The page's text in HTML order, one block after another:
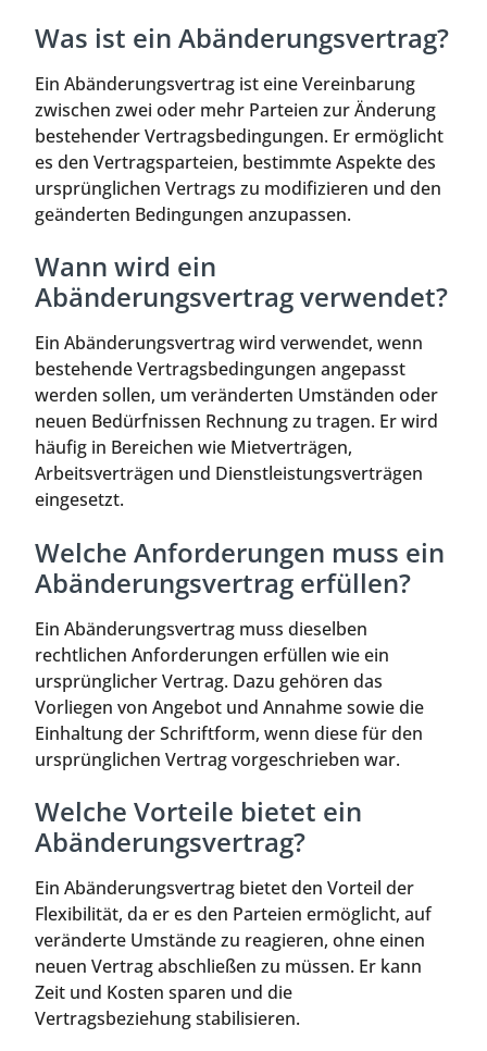
Was ist ein Abänderungsvertrag?
Ein Abänderungsvertrag ist eine Vereinbarung
zwischen zwei oder mehr Parteien zur Änderung
bestehender Vertragsbedingungen. Er ermöglicht
es den Vertragsparteien, bestimmte Aspekte des
ursprünglichen Vertrags zu modifizieren und den
geänderten Bedingungen anzupassen.
Wann wird ein
Abänderungsvertrag verwendet?
Ein Abänderungsvertrag wird verwendet, wenn
bestehende Vertragsbedingungen angepasst
werden sollen, um veränderten Umständen oder
neuen Bedürfnissen Rechnung zu tragen. Er wird
häufig in Bereichen wie Mietverträgen,
Arbeitsverträgen und Dienstleistungsverträgen
eingesetzt.
Welche Anforderungen muss ein
Abänderungsvertrag erfüllen?
Ein Abänderungsvertrag muss dieselben
rechtlichen Anforderungen erfüllen wie ein
ursprünglicher Vertrag. Dazu gehören das
Vorliegen von Angebot und Annahme sowie die
Einhaltung der Schriftform, wenn diese für den
ursprünglichen Vertrag vorgeschrieben war.
Welche Vorteile bietet ein
Abänderungsvertrag?
Ein Abänderungsvertrag bietet den Vorteil der
Flexibilität, da er es den Parteien ermöglicht, auf
veränderte Umstände zu reagieren, ohne einen
neuen Vertrag abschließen zu müssen. Er kann
Zeit und Kosten sparen und die
Vertragsbeziehung stabilisieren.